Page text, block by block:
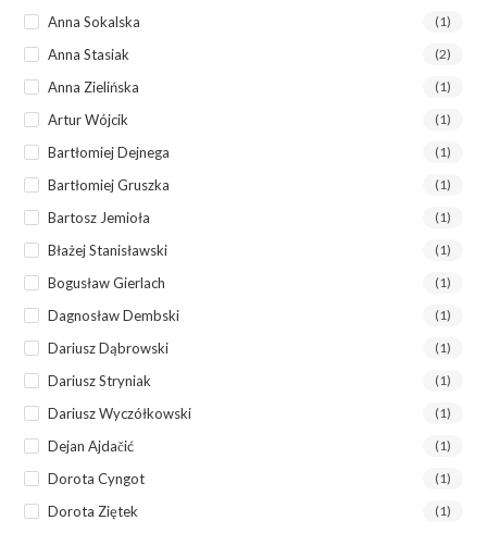
Anna Sokalska (1)
Anna Stasiak (2)
Anna Zielińska (1)
Artur Wójcik (1)
Bartłomiej Dejnega (1)
Bartłomiej Gruszka (1)
Bartosz Jemioła (1)
Błażej Stanisławski (1)
Bogusław Gierlach (1)
Dagnosław Dembski (1)
Dariusz Dąbrowski (1)
Dariusz Stryniak (1)
Dariusz Wyczółkowski (1)
Dejan Ajdačić (1)
Dorota Cyngot (1)
Dorota Ziętek (1)